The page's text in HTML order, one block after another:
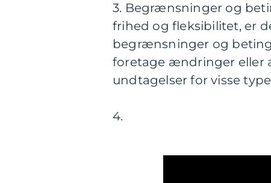
3. Begrænsninger og
frihed og fleksibilitet, er
begrænsninger og
foretage ændringer eller
undtagelser for visse
4.